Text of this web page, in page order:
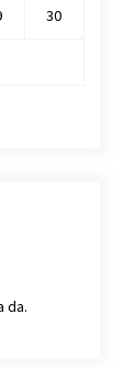
30
da.